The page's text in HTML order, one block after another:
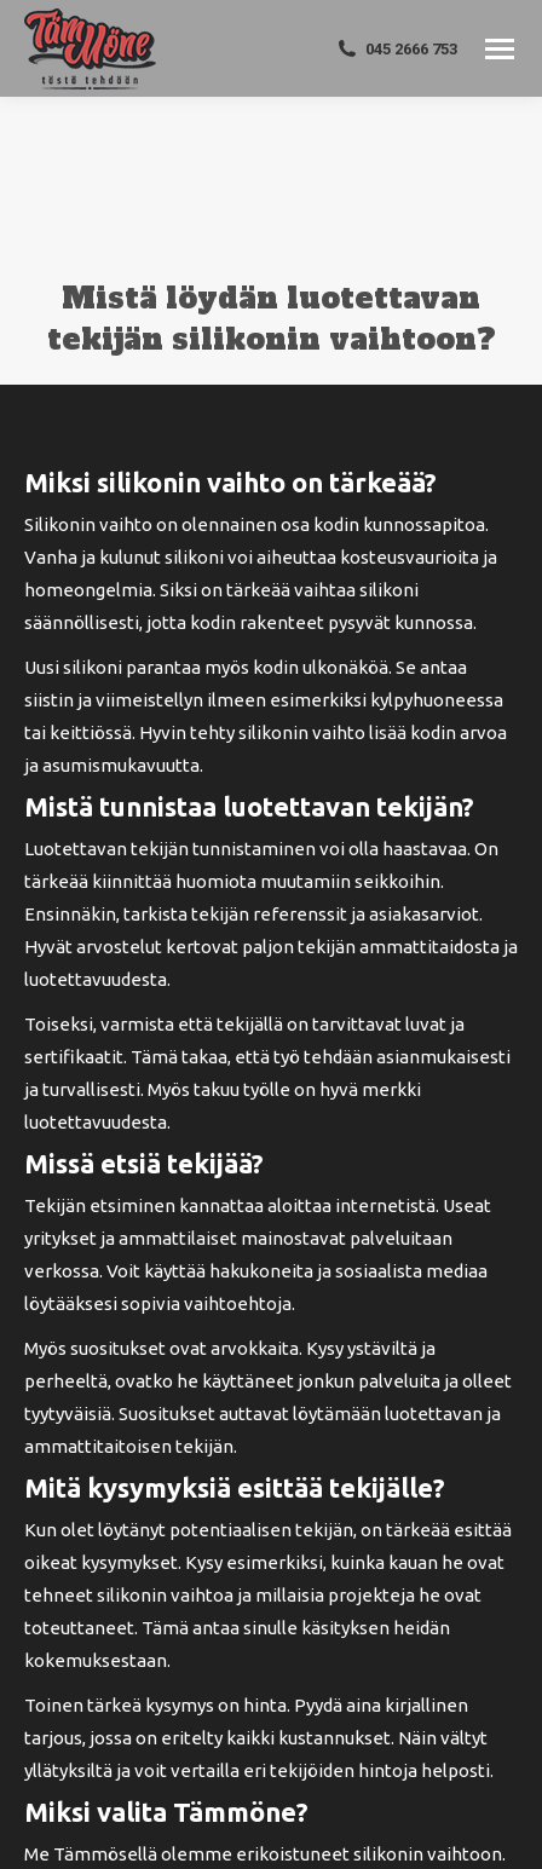
045 2666 753
Mistä löydän luotettavan
tekijän silikonin vaihtoon?
Miksi silikonin vaihto on tärkeää?
Silikonin vaihto on olennainen osa kodin kunnossapitoa.
Vanha ja kulunut silikoni voi aiheuttaa kosteusvaurioita ja
homeongelmia. Siksi on tärkeää vaihtaa silikoni
säännöllisesti, jotta kodin rakenteet pysyvät kunnossa.
Uusi silikoni parantaa myös kodin ulkonäköä. Se antaa
siistin ja viimeistellyn ilmeen esimerkiksi kylpyhuoneessa
tai keittiössä. Hyvin tehty silikonin vaihto lisää kodin arvoa
ja asumismukavuutta.
Mistä tunnistaa luotettavan tekijän?
Luotettavan tekijän tunnistaminen voi olla haastavaa. On
tärkeää kiinnittää huomiota muutamiin seikkoihin.
Ensinnäkin, tarkista tekijän referenssit ja asiakasarviot.
Hyvät arvostelut kertovat paljon tekijän ammattitaidosta ja
luotettavuudesta.
Toiseksi, varmista että tekijällä on tarvittavat luvat ja
sertifikaatit. Tämä takaa, että työ tehdään asianmukaisesti
ja turvallisesti. Myös takuu työlle on hyvä merkki
luotettavuudesta.
Missä etsiä tekijää?
Tekijän etsiminen kannattaa aloittaa internetistä. Useat
yritykset ja ammattilaiset mainostavat palveluitaan
verkossa. Voit käyttää hakukoneita ja sosiaalista mediaa
löytääksesi sopivia vaihtoehtoja.
Myös suositukset ovat arvokkaita. Kysy ystäviltä ja
perheeltä, ovatko he käyttäneet jonkun palveluita ja olleet
tyytyväisiä. Suositukset auttavat löytämään luotettavan ja
ammattitaitoisen tekijän.
Mitä kysymyksiä esittää tekijälle?
Kun olet löytänyt potentiaalisen tekijän, on tärkeää esittää
oikeat kysymykset. Kysy esimerkiksi, kuinka kauan he ovat
tehneet silikonin vaihtoa ja millaisia projekteja he ovat
toteuttaneet. Tämä antaa sinulle käsityksen heidän
kokemuksestaan.
Toinen tärkeä kysymys on hinta. Pyydä aina kirjallinen
tarjous, jossa on eritelty kaikki kustannukset. Näin vältyt
yllätyksiltä ja voit vertailla eri tekijöiden hintoja helposti.
Miksi valita Tämmöne?
Me Tämmösellä olemme erikoistuneet silikonin vaihtoon.